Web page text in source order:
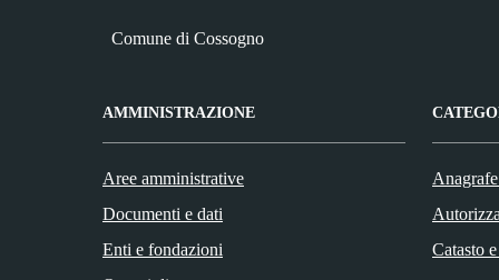
Comune di Cossogno
AMMINISTRAZIONE
Aree amministrative
Documenti e dati
Enti e fondazioni
Catasto